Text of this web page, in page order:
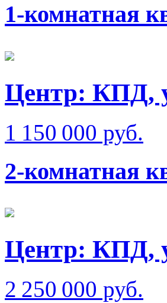
1-комнатная
Центр: КПД,
1 150 000 руб.
2-комнатная
Центр: КПД,
2 250 000 руб.